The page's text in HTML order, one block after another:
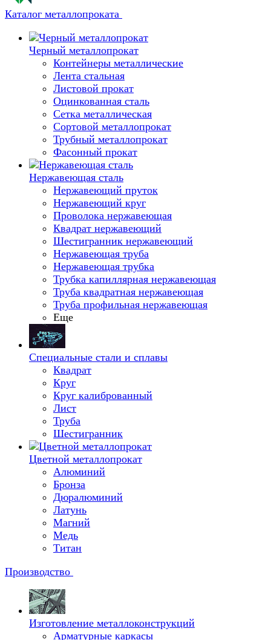
Каталог металлопроката
Черный металлопрокат
Контейнеры металлические
Лента стальная
Листовой прокат
Оцинкованная сталь
Сетка металлическая
Сортовой металлопрокат
Трубный металлопрокат
Фасонный прокат
Нержавеющая сталь
Нержавеющий пруток
Нержавеющий круг
Проволока нержавеющая
Квадрат нержавеющий
Шестигранник нержавеющий
Нержавеющая труба
Нержавеющая трубка
Трубка капиллярная нержавеющая
Труба квадратная нержавеющая
Труба профильная нержавеющая
Еще
Специальные стали и сплавы
Квадрат
Круг
Круг калиброванный
Лист
Труба
Шестигранник
Цветной металлопрокат
Алюминий
Бронза
Дюралюминий
Латунь
Магний
Медь
Титан
Производство
Изготовление металлоконструкций
Арматурные каркасы